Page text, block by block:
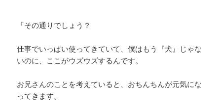
「その通りでしょう？
仕事でいっぱい使ってきていて、僕はもう『犬』じゃな
いのに、ここがウズウズするんです。
お兄さんのことを考えていると、おちんちんが元気にな
ってきます。